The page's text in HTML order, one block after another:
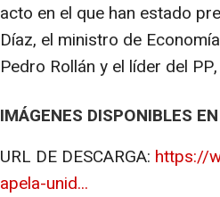
acto en el que han estado
Díaz, el ministro de
Pedro Rollán y el líder del
IMÁGENES DISPONIBLES
URL DE DESCARGA: https://
apela-unid...